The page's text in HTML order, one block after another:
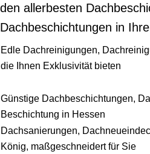
den allerbesten
Dachbeschichtungen in
Edle Dachreinigungen,
die Ihnen Exklusivität bieten
Günstige Dachbeschichtungen,
Beschichtung in Hessen
Dachsanierungen,
König, maßgeschneidert für Sie